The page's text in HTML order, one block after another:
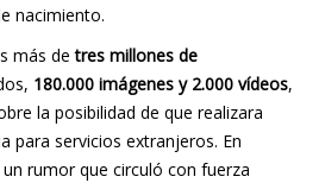
nacimiento.
más detres millones de
180.000 imágenes y 2.000 vídeos,
la posibilidad de que realizara
para servicios extranjeros. En
un rumor que circuló con fuerza